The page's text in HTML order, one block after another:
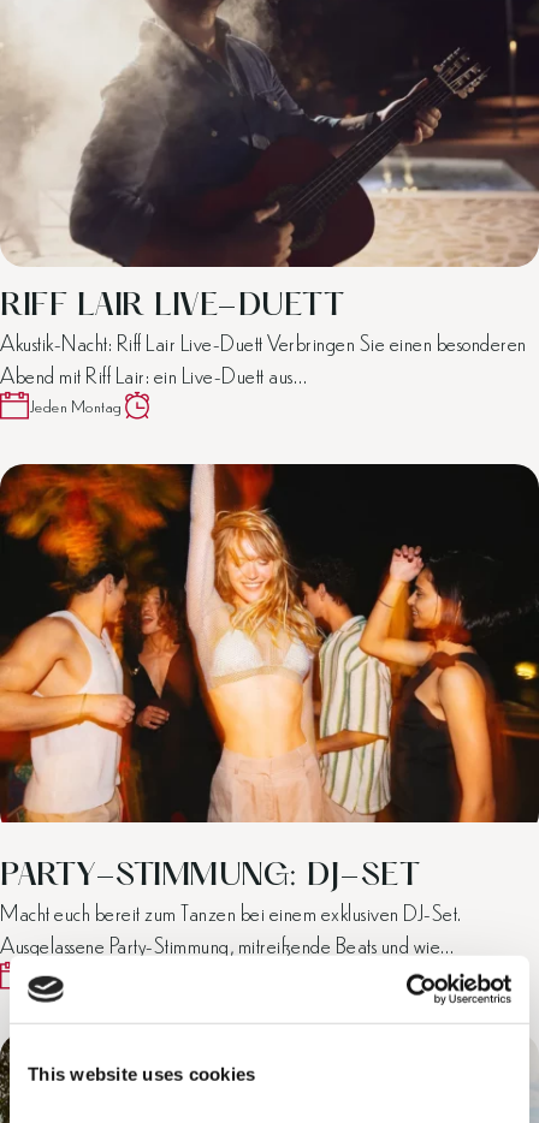
This website uses cookies
RIFF LAIR LIVE-DUETT
Akustik-Nacht: Riff Lair Live-Duett Verbringen Sie einen besonderen
Abend mit Riff Lair: ein Live-Duett aus…
Jeden Montag
PARTY-STIMMUNG: DJ-SET
Macht euch bereit zum Tanzen bei einem exklusiven DJ-Set.
Ausgelassene Party-Stimmung, mitreißende Beats und wie…
Jeden Donnerstag und Sonntag